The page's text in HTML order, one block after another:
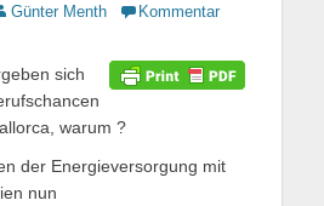
Günter Menth
Kommentar
sich
warum ?
der Energieversorgung mit
nun